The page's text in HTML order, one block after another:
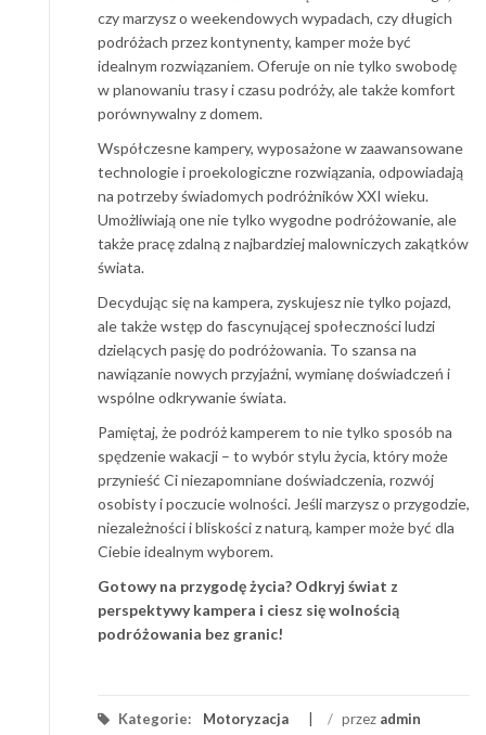
czy marzysz o weekendowych wypadach, czy długich
podróżach przez kontynenty, kamper może być
idealnym rozwiązaniem. Oferuje on nie tylko swobodę
w planowaniu trasy i czasu podróży, ale także komfort
porównywalny z domem.
Współczesne kampery, wyposażone w zaawansowane
technologie i proekologiczne rozwiązania, odpowiadają
na potrzeby świadomych podróżników XXI wieku.
Umożliwiają one nie tylko wygodne podróżowanie, ale
także pracę zdalną z najbardziej malowniczych zakątków
świata.
Decydując się na kampera, zyskujesz nie tylko pojazd,
ale także wstęp do fascynującej społeczności ludzi
dzielących pasję do podróżowania. To szansa na
nawiązanie nowych przyjaźni, wymianę doświadczeń i
wspólne odkrywanie świata.
Pamiętaj, że podróż kamperem to nie tylko sposób na
spędzenie wakacji – to wybór stylu życia, który może
przynieść Ci niezapomniane doświadczenia, rozwój
osobisty i poczucie wolności. Jeśli marzysz o przygodzie,
niezależności i bliskości z naturą, kamper może być dla
Ciebie idealnym wyborem.
Gotowy na przygodę życia? Odkryj świat z
perspektywy kampera i ciesz się wolnością
podróżowania bez granic!
Kategorie: Motoryzacja / przez admin